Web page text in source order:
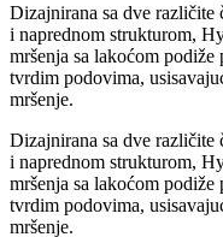
Dizajnirana sa dve
i naprednom strukturom,
mršenja sa lakoćom
tvrdim podovima,
mršenje.
Dizajnirana sa dve
i naprednom strukturom,
mršenja sa lakoćom
tvrdim podovima,
mršenje.